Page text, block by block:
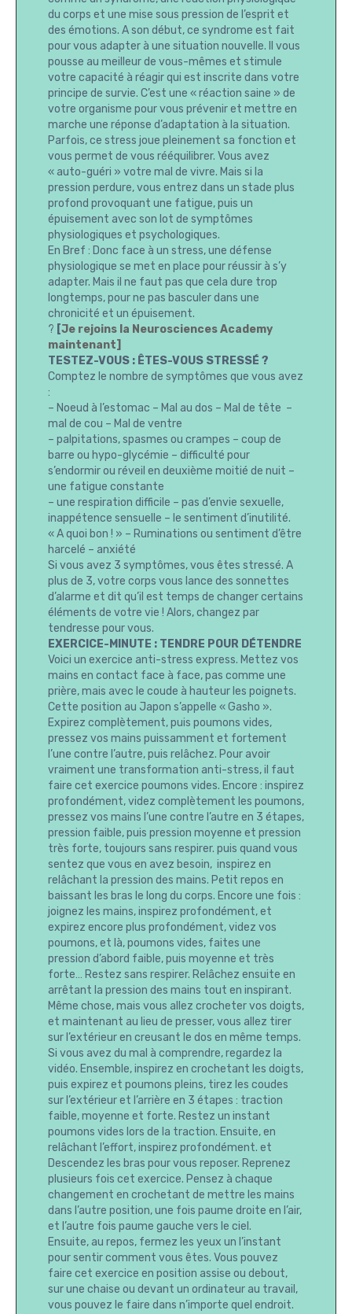
du corps et une mise sous pression de l’esprit et
des émotions. A son début, ce syndrome est fait
pour vous adapter à une situation nouvelle. Il vous
pousse au meilleur de vous-mêmes et stimule
votre capacité à réagir qui est inscrite dans votre
principe de survie. C’est une « réaction saine » de
votre organisme pour vous prévenir et mettre en
marche une réponse d’adaptation à la situation.
Parfois, ce stress joue pleinement sa fonction et
vous permet de vous rééquilibrer. Vous avez
« auto-guéri » votre mal de vivre. Mais si la
pression perdure, vous entrez dans un stade plus
profond provoquant une fatigue, puis un
épuisement avec son lot de symptômes
physiologiques et psychologiques.
En Bref : Donc face à un stress, une défense
physiologique se met en place pour réussir à s’y
adapter. Mais il ne faut pas que cela dure trop
longtemps, pour ne pas basculer dans une
chronicité et un épuisement.
? [Je rejoins la Neurosciences Academy
maintenant]
TESTEZ-VOUS : ÊTES-VOUS STRESSÉ ?
Comptez le nombre de symptômes que vous avez
:
– Noeud à l’estomac – Mal au dos – Mal de tête –
mal de cou – Mal de ventre
– palpitations, spasmes ou crampes – coup de
barre ou hypo-glycémie – difficulté pour
s’endormir ou réveil en deuxième moitié de nuit –
une fatigue constante
– une respiration difficile – pas d’envie sexuelle,
inappétence sensuelle – le sentiment d’inutilité.
« A quoi bon ! » – Ruminations ou sentiment d’être
harcelé – anxiété
Si vous avez 3 symptômes, vous êtes stressé. A
plus de 3, votre corps vous lance des sonnettes
d’alarme et dit qu’il est temps de changer certains
éléments de votre vie ! Alors, changez par
tendresse pour vous.
EXERCICE-MINUTE : TENDRE POUR DÉTENDRE
Voici un exercice anti-stress express. Mettez vos
mains en contact face à face, pas comme une
prière, mais avec le coude à hauteur les poignets.
Cette position au Japon s’appelle « Gasho ».
Expirez complètement, puis poumons vides,
pressez vos mains puissamment et fortement
l’une contre l’autre, puis relâchez. Pour avoir
vraiment une transformation anti-stress, il faut
faire cet exercice poumons vides. Encore : inspirez
profondément, videz complètement les poumons,
pressez vos mains l’une contre l’autre en 3 étapes,
pression faible, puis pression moyenne et pression
très forte, toujours sans respirer. puis quand vous
sentez que vous en avez besoin, inspirez en
relâchant la pression des mains. Petit repos en
baissant les bras le long du corps. Encore une fois :
joignez les mains, inspirez profondément, et
expirez encore plus profondément, videz vos
poumons, et là, poumons vides, faites une
pression d’abord faible, puis moyenne et très
forte… Restez sans respirer. Relâchez ensuite en
arrêtant la pression des mains tout en inspirant.
Même chose, mais vous allez crocheter vos doigts,
et maintenant au lieu de presser, vous allez tirer
sur l’extérieur en creusant le dos en même temps.
Si vous avez du mal à comprendre, regardez la
vidéo. Ensemble, inspirez en crochetant les doigts,
puis expirez et poumons pleins, tirez les coudes
sur l’extérieur et l’arrière en 3 étapes : traction
faible, moyenne et forte. Restez un instant
poumons vides lors de la traction. Ensuite, en
relâchant l’effort, inspirez profondément. et
Descendez les bras pour vous reposer. Reprenez
plusieurs fois cet exercice. Pensez à chaque
changement en crochetant de mettre les mains
dans l’autre position, une fois paume droite en l’air,
et l’autre fois paume gauche vers le ciel.
Ensuite, au repos, fermez les yeux un l’instant
pour sentir comment vous êtes. Vous pouvez
faire cet exercice en position assise ou debout,
sur une chaise ou devant un ordinateur au travail,
vous pouvez le faire dans n’importe quel endroit.